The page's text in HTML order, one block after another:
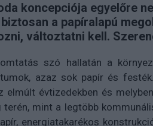
koncepciója egyelőre
a papíralapú
változtatni kell.
szó hallatán a
azaz sok papír és
elmúlt évtizedekben és
terén, mint a legtöbb
energiatakarékos